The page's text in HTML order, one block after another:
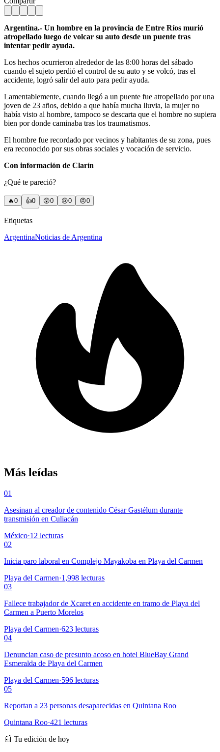
Argentina.- Un hombre en la provincia de Entre Ríos murió
atropellado luego de volcar su auto desde un puente tras
intentar pedir ayuda.
Los hechos ocurrieron alrededor de las 8:00 horas del sábado
cuando el sujeto perdió el control de su auto y se volcó, tras el
accidente, logró salir del auto para pedir ayuda.
Lamentablemente, cuando llegó a un puente fue atropellado por una
joven de 23 años, debido a que había mucha lluvia, la mujer no
había visto al hombre, tampoco se descarta que el hombre no supiera
bien por donde caminaba tras los traumatismos.
El hombre fue recordado por vecinos y habitantes de su zona, pues
era reconocido por sus obras sociales y vocación de servicio.
Con información de Clarín
¿Qué te pareció?
🔥0 👍0 😲0 😢0 😠0
Etiquetas
ArgentinaNoticias de Argentina
Más leídas
01
Asesinan al creador de contenido César Gastélum durante
transmisión en Culiacán
México·12 lecturas
02
Inicia paro laboral en Complejo Mayakoba en Playa del Carmen
Playa del Carmen·1,998 lecturas
03
Fallece trabajador de Xcaret en accidente en tramo de Playa del
Carmen a Puerto Morelos
Playa del Carmen·623 lecturas
04
Denuncian caso de presunto acoso en hotel BlueBay Grand
Esmeralda de Playa del Carmen
Playa del Carmen·596 lecturas
05
Reportan a 23 personas desaparecidas en Quintana Roo
Quintana Roo·421 lecturas
📰 Tu edición de hoy